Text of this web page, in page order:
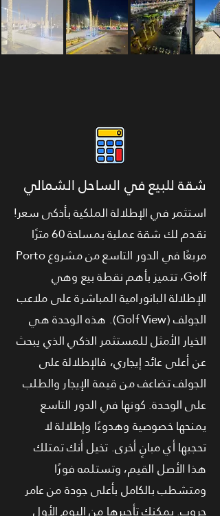
شقة للبيع في الساحل الشمالي
استثمر في الإطلالة الملكية بأذكى سعر!
نقدم لك شقة عملية بمساحة 60 مترًا
مربعًا في الدور التاسع من مشروع Porto
Golf، تتميز بأهم نقطة بيع وهي
الإطلالة البانورامية المباشرة على ملاعب
الجولف (Golf View). هذه الوحدة هي
الخيار الأمثل للمستثمر الذكي الذي يبحث
عن أعلى عائد إيجاري، فالإطلالة على
الجولف تضاعف من قيمة الإيجار والطلب
على الوحدة. كونها في الدور التاسع
يمنحها خصوصية وهدوءًا وإطلالة لا
تحجبها أي مبانٍ أخرى. تخيل أنك تمتلك
هذا الأصل القيم، وتستلمه فورًا
ومتشطب بالكامل بأعلى جودة من عامر
جروب. يمكنك تأجيرها من اليوم الأول